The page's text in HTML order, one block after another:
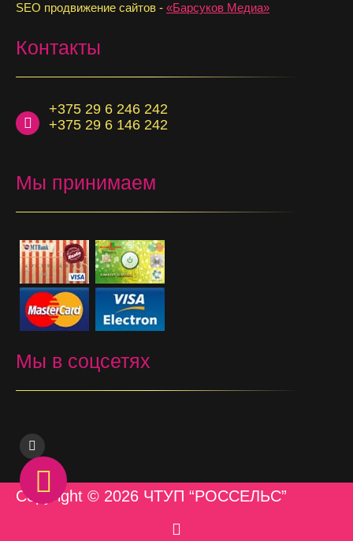
SEO продвижение сайтов - «Барсуков Медиа»
Контакты
+375 29 6 246 242
+375 29 6 146 242
Мы принимаем
Мы в соцсетях
Copyright © 2026 ЧТУП “РОССЕЛЬС”